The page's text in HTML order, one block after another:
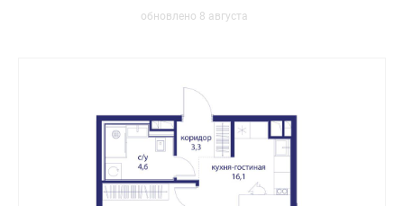
обновлено 8 августа